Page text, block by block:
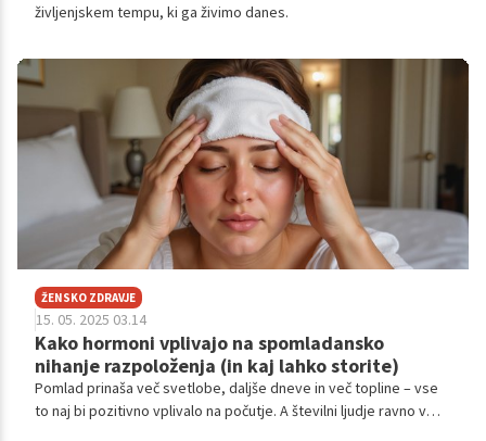
življenjskem tempu, ki ga živimo danes.
ŽENSKO ZDRAVJE
15. 05. 2025 03.14
Kako hormoni vplivajo na spomladansko
nihanje razpoloženja (in kaj lahko storite)
Pomlad prinaša več svetlobe, daljše dneve in več topline – vse
to naj bi pozitivno vplivalo na počutje. A številni ljudje ravno v